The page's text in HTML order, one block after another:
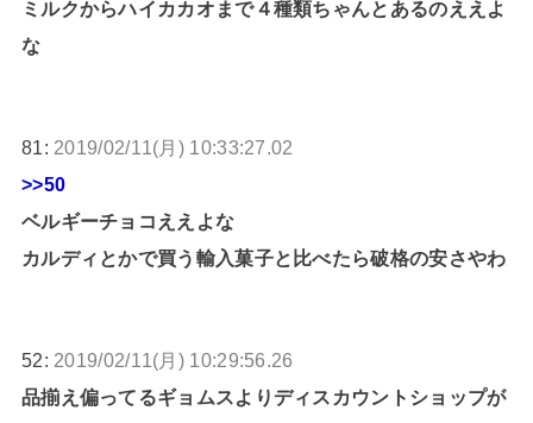
ミルクからハイカカオまで４種類ちゃんとあるのええよ
な
81: 2019/02/11(月) 10:33:27.02
>>50
ベルギーチョコええよな
カルディとかで買う輸入菓子と比べたら破格の安さやわ
52: 2019/02/11(月) 10:29:56.26
品揃え偏ってるギョムスよりディスカウントショップが